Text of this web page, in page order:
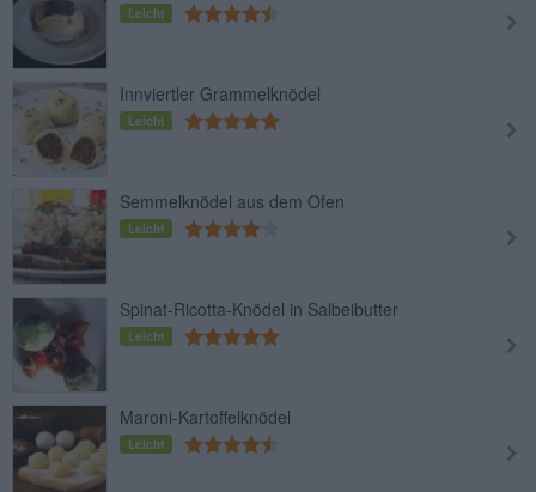
Leicht
Innviertler Grammelknödel
Leicht
Semmelknödel aus dem Ofen
Leicht
Spinat-Ricotta-Knödel in Salbeibutter
Leicht
Maroni-Kartoffelknödel
Leicht